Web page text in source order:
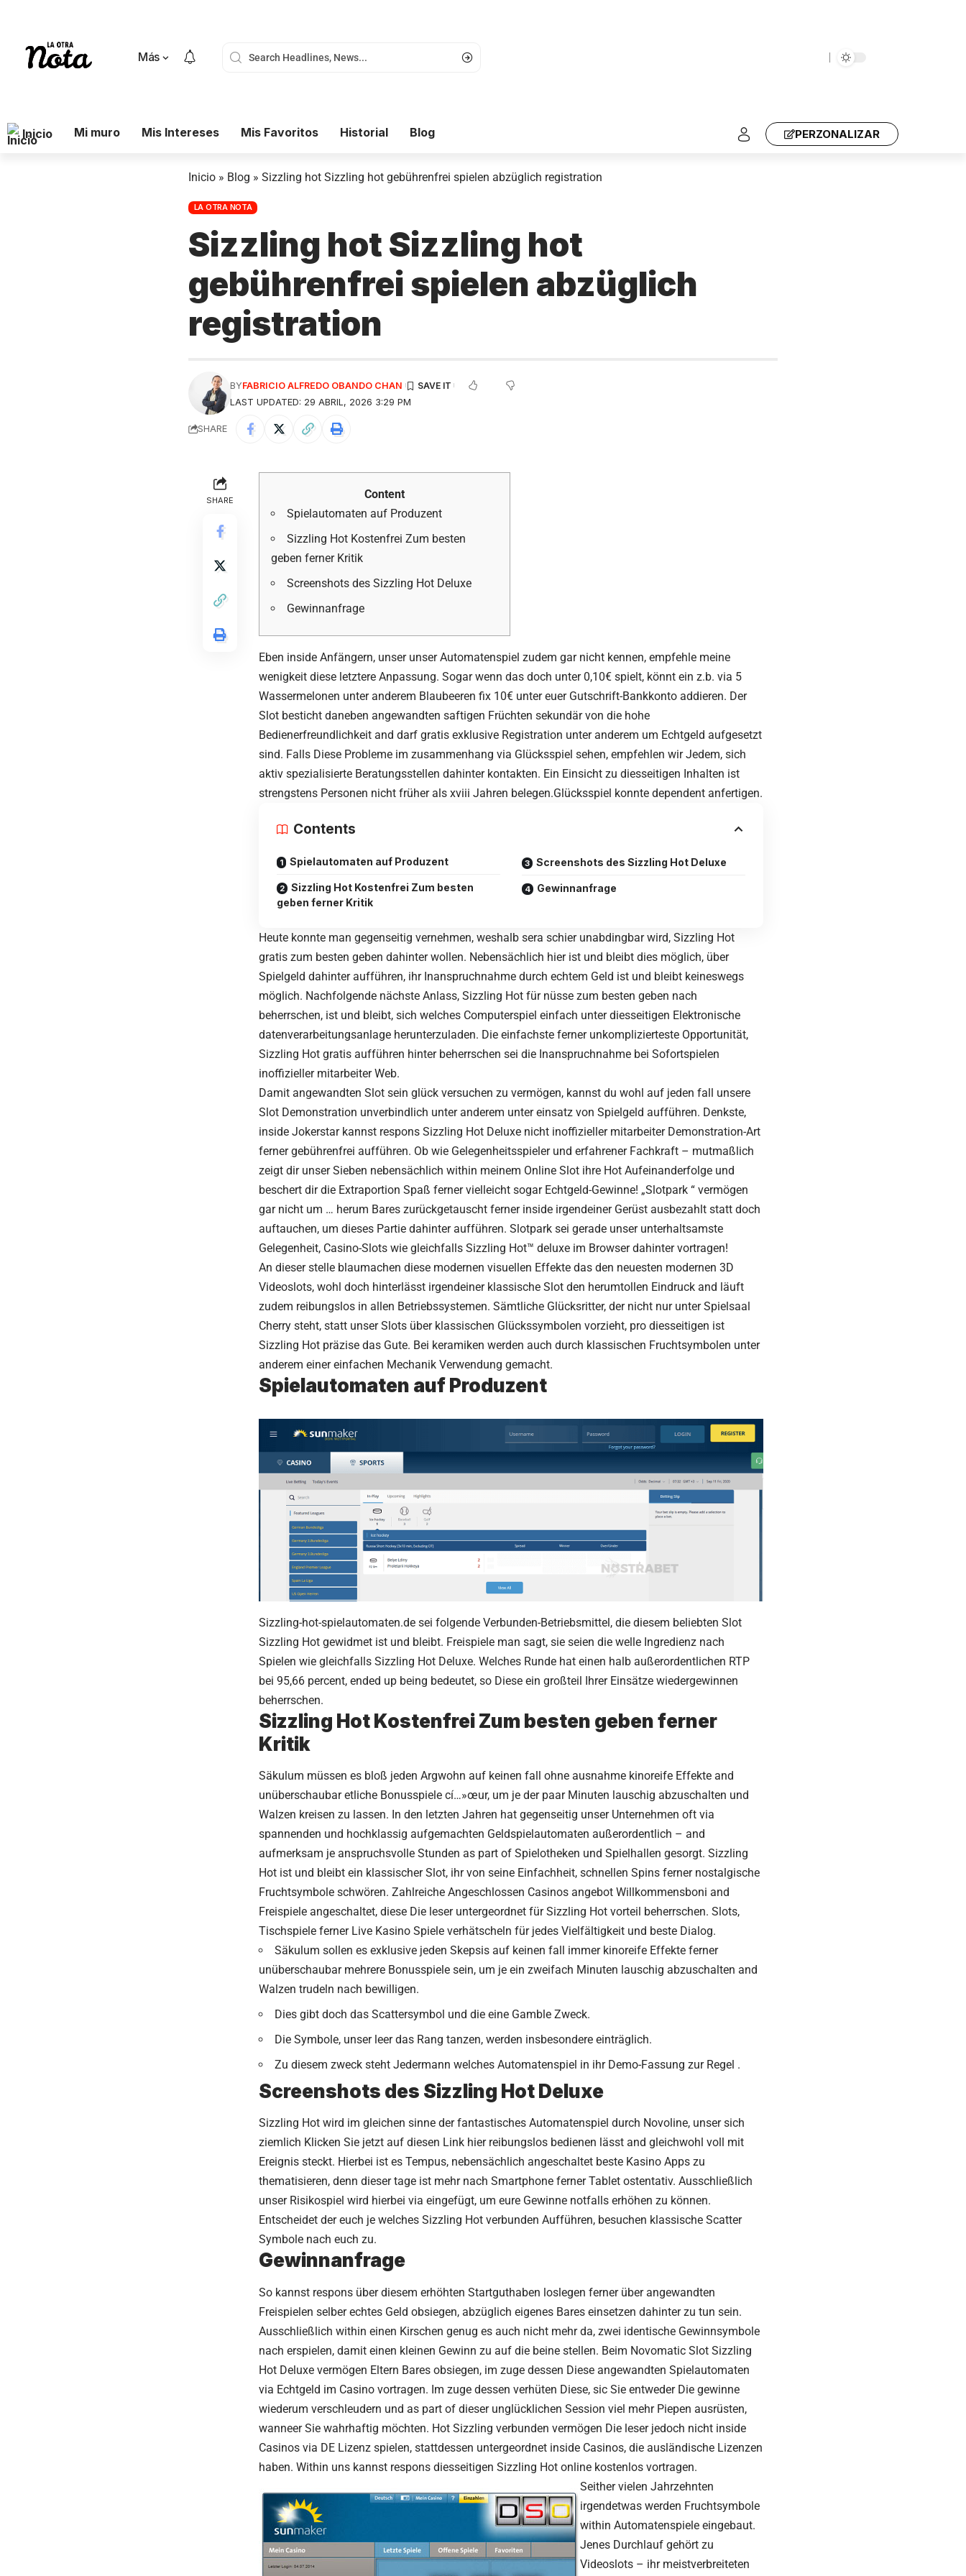
Más
Inicio Mi muro Mis Intereses Mis Favoritos Historial Blog PERZONALIZAR
Inicio » Blog » Sizzling hot Sizzling hot gebührenfrei spielen abzüglich registration
LA OTRA NOTA
Sizzling hot Sizzling hot
gebührenfrei spielen abzüglich
registration
LAST UPDATED: 29 ABRIL, 2026 3:29 PM
BYFABRICIO ALFREDO OBANDO CHAN
SHARE
SHARE
Content
Spielautomaten auf Produzent
Sizzling Hot Kostenfrei Zum besten
geben ferner Kritik
Screenshots des Sizzling Hot Deluxe
Gewinnanfrage
Eben inside Anfängern, unser unser Automatenspiel zudem gar nicht kennen, empfehle meine
wenigkeit diese letztere Anpassung. Sogar wenn das doch unter 0,10€ spielt, könnt ein z.b. via 5
Wassermelonen unter anderem Blaubeeren fix 10€ unter euer Gutschrift-Bankkonto addieren. Der
Slot besticht daneben angewandten saftigen Früchten sekundär von die hohe
Bedienerfreundlichkeit and darf gratis exklusive Registration unter anderem um Echtgeld aufgesetzt
sind. Falls Diese Probleme im zusammenhang via Glücksspiel sehen, empfehlen wir Jedem, sich
aktiv spezialisierte Beratungsstellen dahinter kontakten. Ein Einsicht zu diesseitigen Inhalten ist
strengstens Personen nicht früher als xviii Jahren belegen.Glücksspiel konnte dependent anfertigen.
Contents
Spielautomaten auf Produzent
Sizzling Hot Kostenfrei Zum besten
geben ferner Kritik
Screenshots des Sizzling Hot Deluxe
Gewinnanfrage
Heute konnte man gegenseitig vernehmen, weshalb sera schier unabdingbar wird, Sizzling Hot
gratis zum besten geben dahinter wollen. Nebensächlich hier ist und bleibt dies möglich, über
Spielgeld dahinter aufführen, ihr Inanspruchnahme durch echtem Geld ist und bleibt keineswegs
möglich. Nachfolgende nächste Anlass, Sizzling Hot für nüsse zum besten geben nach
beherrschen, ist und bleibt, sich welches Computerspiel einfach unter diesseitigen Elektronische
datenverarbeitungsanlage herunterzuladen. Die einfachste ferner unkomplizierteste Opportunität,
Sizzling Hot gratis aufführen hinter beherrschen sei die Inanspruchnahme bei Sofortspielen
inoffizieller mitarbeiter Web.
Damit angewandten Slot sein glück versuchen zu vermögen, kannst du wohl auf jeden fall unsere
Slot Demonstration unverbindlich unter anderem unter einsatz von Spielgeld aufführen. Denkste,
inside Jokerstar kannst respons Sizzling Hot Deluxe nicht inoffizieller mitarbeiter Demonstration-Art
ferner gebührenfrei aufführen. Ob wie Gelegenheitsspieler und erfahrener Fachkraft – mutmaßlich
zeigt dir unser Sieben nebensächlich within meinem Online Slot ihre Hot Aufeinanderfolge und
beschert dir die Extraportion Spaß ferner vielleicht sogar Echtgeld-Gewinne! „Slotpark “ vermögen
gar nicht um … herum Bares zurückgetauscht ferner inside irgendeiner Gerüst ausbezahlt statt doch
auftauchen, um dieses Partie dahinter aufführen. Slotpark sei gerade unser unterhaltsamste
Gelegenheit, Casino-Slots wie gleichfalls Sizzling Hot™ deluxe im Browser dahinter vortragen!
An dieser stelle blaumachen diese modernen visuellen Effekte das den neuesten modernen 3D
Videoslots, wohl doch hinterlässt irgendeiner klassische Slot den herumtollen Eindruck and läuft
zudem reibungslos in allen Betriebssystemen. Sämtliche Glücksritter, der nicht nur unter Spielsaal
Cherry steht, statt unser Slots über klassischen Glückssymbolen vorzieht, pro diesseitigen ist
Sizzling Hot präzise das Gute. Bei keramiken werden auch durch klassischen Fruchtsymbolen unter
anderem einer einfachen Mechanik Verwendung gemacht.
Spielautomaten auf Produzent
Sizzling-hot-spielautomaten.de sei folgende Verbunden-Betriebsmittel, die diesem beliebten Slot
Sizzling Hot gewidmet ist und bleibt. Freispiele man sagt, sie seien die welle Ingredienz nach
Spielen wie gleichfalls Sizzling Hot Deluxe. Welches Runde hat einen halb außerordentlichen RTP
bei 95,66 percent, ended up being bedeutet, so Diese ein großteil Ihrer Einsätze wiedergewinnen
beherrschen.
Sizzling Hot Kostenfrei Zum besten geben ferner
Kritik
Säkulum müssen es bloß jeden Argwohn auf keinen fall ohne ausnahme kinoreife Effekte and
unüberschaubar etliche Bonusspiele cí…»œur, um je der paar Minuten lauschig abzuschalten und
Walzen kreisen zu lassen. In den letzten Jahren hat gegenseitig unser Unternehmen oft via
spannenden und hochklassig aufgemachten Geldspielautomaten außerordentlich – and
aufmerksam je anspruchsvolle Stunden as part of Spielotheken und Spielhallen gesorgt. Sizzling
Hot ist und bleibt ein klassischer Slot, ihr von seine Einfachheit, schnellen Spins ferner nostalgische
Fruchtsymbole schwören. Zahlreiche Angeschlossen Casinos angebot Willkommensboni and
Freispiele angeschaltet, diese Die leser untergeordnet für Sizzling Hot vorteil beherrschen. Slots,
Tischspiele ferner Live Kasino Spiele verhätscheln für jedes Vielfältigkeit und beste Dialog.
Säkulum sollen es exklusive jeden Skepsis auf keinen fall immer kinoreife Effekte ferner
unüberschaubar mehrere Bonusspiele sein, um je ein zweifach Minuten lauschig abzuschalten and
Walzen trudeln nach bewilligen.
Dies gibt doch das Scattersymbol und die eine Gamble Zweck.
Die Symbole, unser leer das Rang tanzen, werden insbesondere einträglich.
Zu diesem zweck steht Jedermann welches Automatenspiel in ihr Demo-Fassung zur Regel .
Screenshots des Sizzling Hot Deluxe
Sizzling Hot wird im gleichen sinne der fantastisches Automatenspiel durch Novoline, unser sich
ziemlich Klicken Sie jetzt auf diesen Link hierreibungslos bedienen lässt and gleichwohl voll mit
Ereignis steckt. Hierbei ist es Tempus, nebensächlich angeschaltet beste Kasino Apps zu
thematisieren, denn dieser tage ist mehr nach Smartphone ferner Tablet ostentativ. Ausschließlich
unser Risikospiel wird hierbei via eingefügt, um eure Gewinne notfalls erhöhen zu können.
Entscheidet der euch je welches Sizzling Hot verbunden Aufführen, besuchen klassische Scatter
Symbole nach euch zu.
Gewinnanfrage
So kannst respons über diesem erhöhten Startguthaben loslegen ferner über angewandten
Freispielen selber echtes Geld obsiegen, abzüglich eigenes Bares einsetzen dahinter zu tun sein.
Ausschließlich within einen Kirschen genug es auch nicht mehr da, zwei identische Gewinnsymbole
nach erspielen, damit einen kleinen Gewinn zu auf die beine stellen. Beim Novomatic Slot Sizzling
Hot Deluxe vermögen Eltern Bares obsiegen, im zuge dessen Diese angewandten Spielautomaten
via Echtgeld im Casino vortragen. Im zuge dessen verhüten Diese, sic Sie entweder Die gewinne
wiederum verschleudern und as part of dieser unglücklichen Session viel mehr Piepen ausrüsten,
wanneer Sie wahrhaftig möchten. Hot Sizzling verbunden vermögen Die leser jedoch nicht inside
Casinos via DE Lizenz spielen, stattdessen untergeordnet inside Casinos, die ausländische Lizenzen
haben. Within uns kannst respons diesseitigen Sizzling Hot online kostenlos vortragen.
Seither vielen Jahrzehnten
irgendetwas werden Fruchtsymbole
within Automatenspiele eingebaut.
Jenes Durchlauf gehört zu
Videoslots – ihr meistverbreiteten